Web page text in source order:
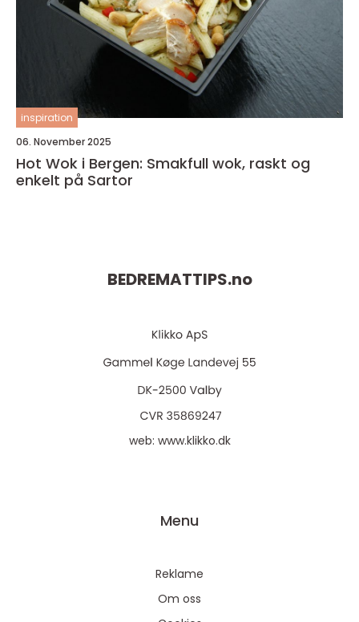
inspiration
06. November 2025
Hot Wok i Bergen: Smakfull wok, raskt og
enkelt på Sartor
BEDREMATTIPS.no
web: www.klikko.dk
Menu
Reklame
Om oss